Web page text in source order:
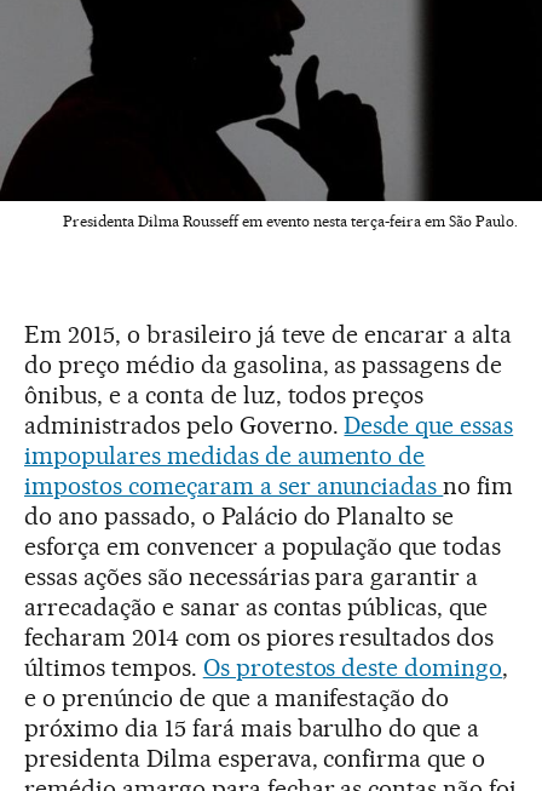
Presidenta Dilma Rousseff em evento nesta terça-feira em São Paulo.
Em 2015, o brasileiro já teve de encarar a alta
do preço médio da gasolina, as passagens de
ônibus, e a conta de luz, todos preços
administrados pelo Governo.Desde que essas
impopulares medidas de aumento de
impostos começaram a ser anunciadasno fim
do ano passado, o Palácio do Planalto se
esforça em convencer a população que todas
essas ações são necessárias para garantir a
arrecadação e sanar as contas públicas, que
fecharam 2014 com os piores resultados dos
últimos tempos. Os protestos deste domingo,
e o prenúncio de que a manifestação do
próximo dia 15 fará mais barulho do que a
presidenta Dilma esperava, confirma que o